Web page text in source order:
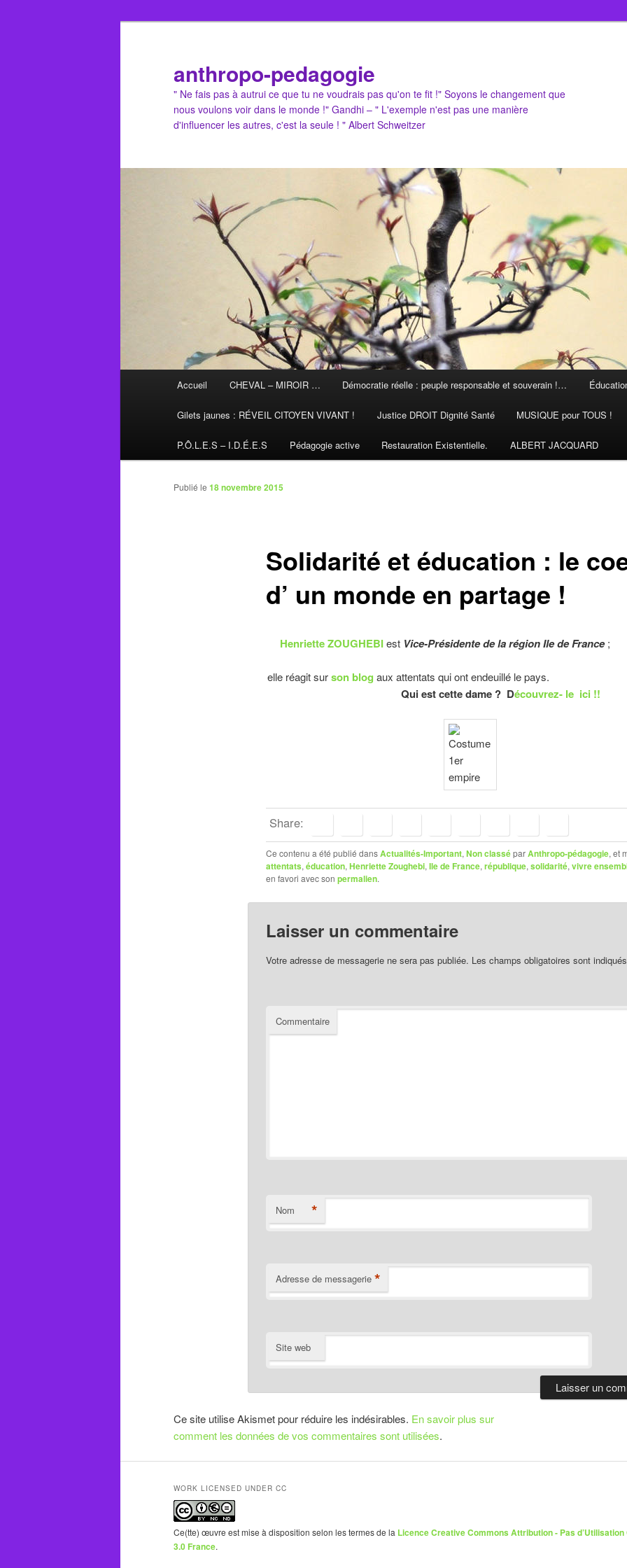
anthropo-pedagogie
" Ne fais pas à autrui ce que tu ne voudrais pas qu'on te fit !" Soyons le changement que
nous voulons voir dans le monde !" Gandhi – " L'exemple n'est pas une manière
d'influencer les autres, c'est la seule ! " Albert Schweitzer
Accueil CHEVAL – MIROIR … Démocratie réelle : peuple responsable et souverain !…
Gilets jaunes : RÉVEIL CITOYEN VIVANT ! Justice DROIT Dignité Santé MUSIQUE pour TOUS !
P.Ô.L.E.S – I.D.É.E.S Pédagogie active Restauration Existentielle. ALBERT JACQUARD
Solidarité et éducation : le
d’ un monde en partage !
Publié le 18 novembre 2015
Henriette ZOUGHEBIest Vice-Présidente de la région Ile de France;
elle réagit surson blog aux attentats qui ont endeuillé le pays.
Qui est cette dame ? Découvrez- le ici !!
Share:
Ce contenu a été publié dansActualités-Important, Non classéparAnthropo-pédagogie, et
attentats, éducation, Henriette Zoughebi, Ile de France, république, solidarité, vivre
en favori avec son permalien.
Laisser un commentaire
Votre adresse de messagerie ne sera pas publiée. Les champs obligatoires sont
Commentaire
Nom *
Adresse de messagerie *
Site web
Ce site utilise Akismet pour réduire les indésirables. En savoir plus sur
comment les données de vos commentaires sont utilisées.
WORK LICENSED UNDER CC
Ce(tte) œuvre est mise à disposition selon les termes de la Licence Creative Commons Attribution - Pas
3.0 France.